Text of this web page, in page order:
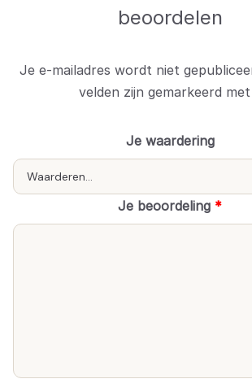
beoordelen
Je e-mailadres wordt niet
velden zijn gemarkeerd met
Je waardering
Je beoordeling *